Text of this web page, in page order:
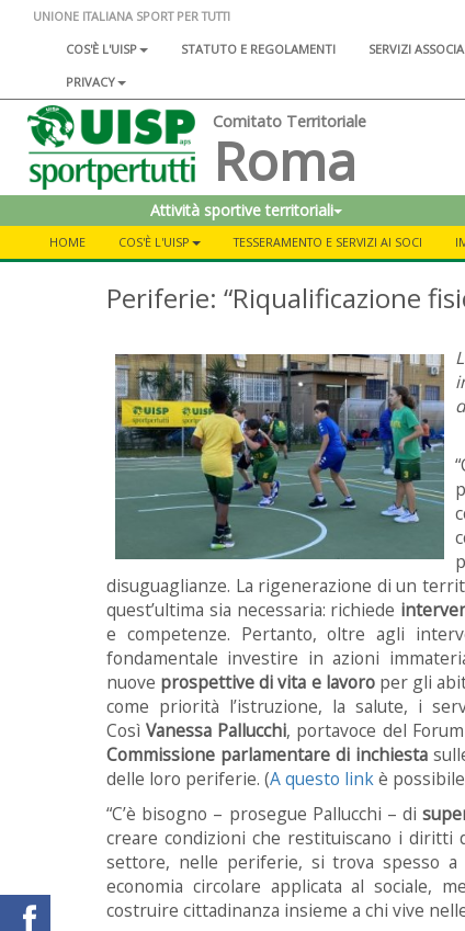
UNIONE ITALIANA SPORT PER TUTTI
COS'È L'UISP
STATUTO E REGOLAMENTI SERVIZI
PRIVACY
Comitato Territoriale
Roma
Attività sportive territoriali
HOME COS'È L'UISP TESSERAMENTO E SERVIZI AI SOCI
Periferie: “Riqualificazione
disuguaglianze. La rigenerazione di un
quest’ultima sia necessaria: richiede
e competenze. Pertanto, oltre agli
fondamentale investire in azioni
nuove prospettive di vita e lavoroper gli
come priorità l’istruzione, la salute, i
CosìVanessa Pallucchi, portavoce del
Commissione parlamentare di inchiesta
delle loro periferie. (A questo linkè
“C’è bisogno – prosegue Pallucchi – di
creare condizioni che restituiscano i diritti
settore, nelle periferie, si trova spesso a
economia circolare applicata al sociale,
costruire cittadinanza insieme a chi vive